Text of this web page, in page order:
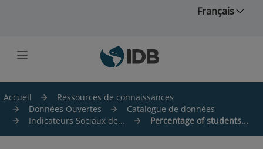
Français
Accueil
Ressources de connaissances
Données Ouvertes
Catalogue de données
Indicateurs Sociaux de...
Percentage of students...